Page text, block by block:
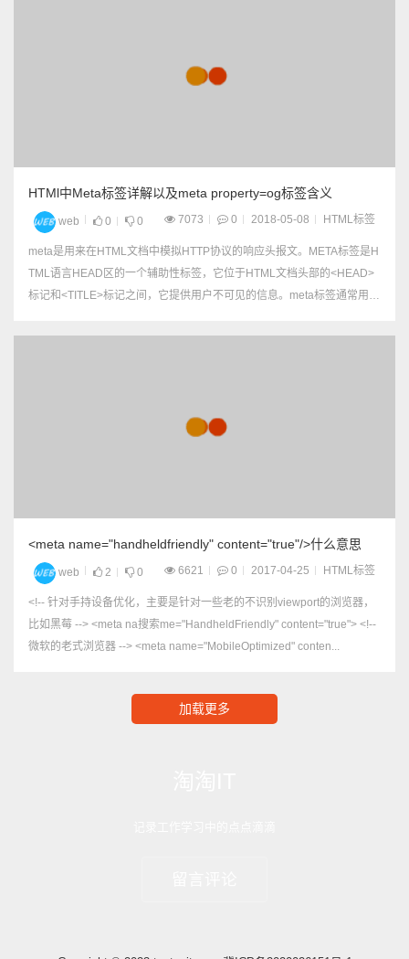
HTMl中Meta标签详解以及meta property=og标签含义
web 0 0 7073 0 2018-05-08 HTML标签
meta是用来在HTML文档中模拟HTTP协议的响应头报文。META标签是H
TML语言HEAD区的一个辅助性标签，它位于HTML文档头部的<HEAD>
标记和<TITLE>标记之间，它提供用户不可见的信息。meta标签通常用来
可以用于鉴别作者...
<meta name="handheldfriendly" content="true"/>什么意思
web 2 0 6621 0 2017-04-25 HTML标签
<!-- 针对手持设备优化，主要是针对一些老的不识别viewport的浏览器，
比如黑莓 --> <meta na搜索me="HandheldFriendly" content="true"> <!--
微软的老式浏览器 --> <meta name="MobileOptimized" conten...
加载更多